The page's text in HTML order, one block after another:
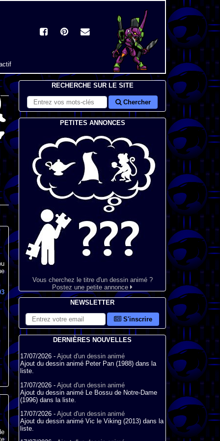
RECHERCHE SUR LE SITE
Chercher
PETITES ANNONCES
Vous cherchez le titre d'un dessin animé ?
Postez une petite annonce
NEWSLETTER
S'inscrire
DERNIÈRES NOUVELLES
17/07/2026 - Ajout d'un dessin animé
Ajout du dessin animé Peter Pan (1988) dans la
liste.
17/07/2026 - Ajout d'un dessin animé
Ajout du dessin animé Le Bossu de Notre-Dame
(1996) dans la liste.
17/07/2026 - Ajout d'un dessin animé
Ajout du dessin animé Vic le Viking (2013) dans la
liste.